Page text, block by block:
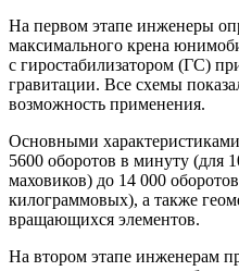
На первом этапе инженеры
максимального крена
с гиростабилизатором (ГС)
гравитации. Все схемы
возможность применения.
Основными
5600 оборотов в минуту (для
маховиков) до 14 000
килограммовых), а также
вращающихся элементов.
На втором этапе инженерам